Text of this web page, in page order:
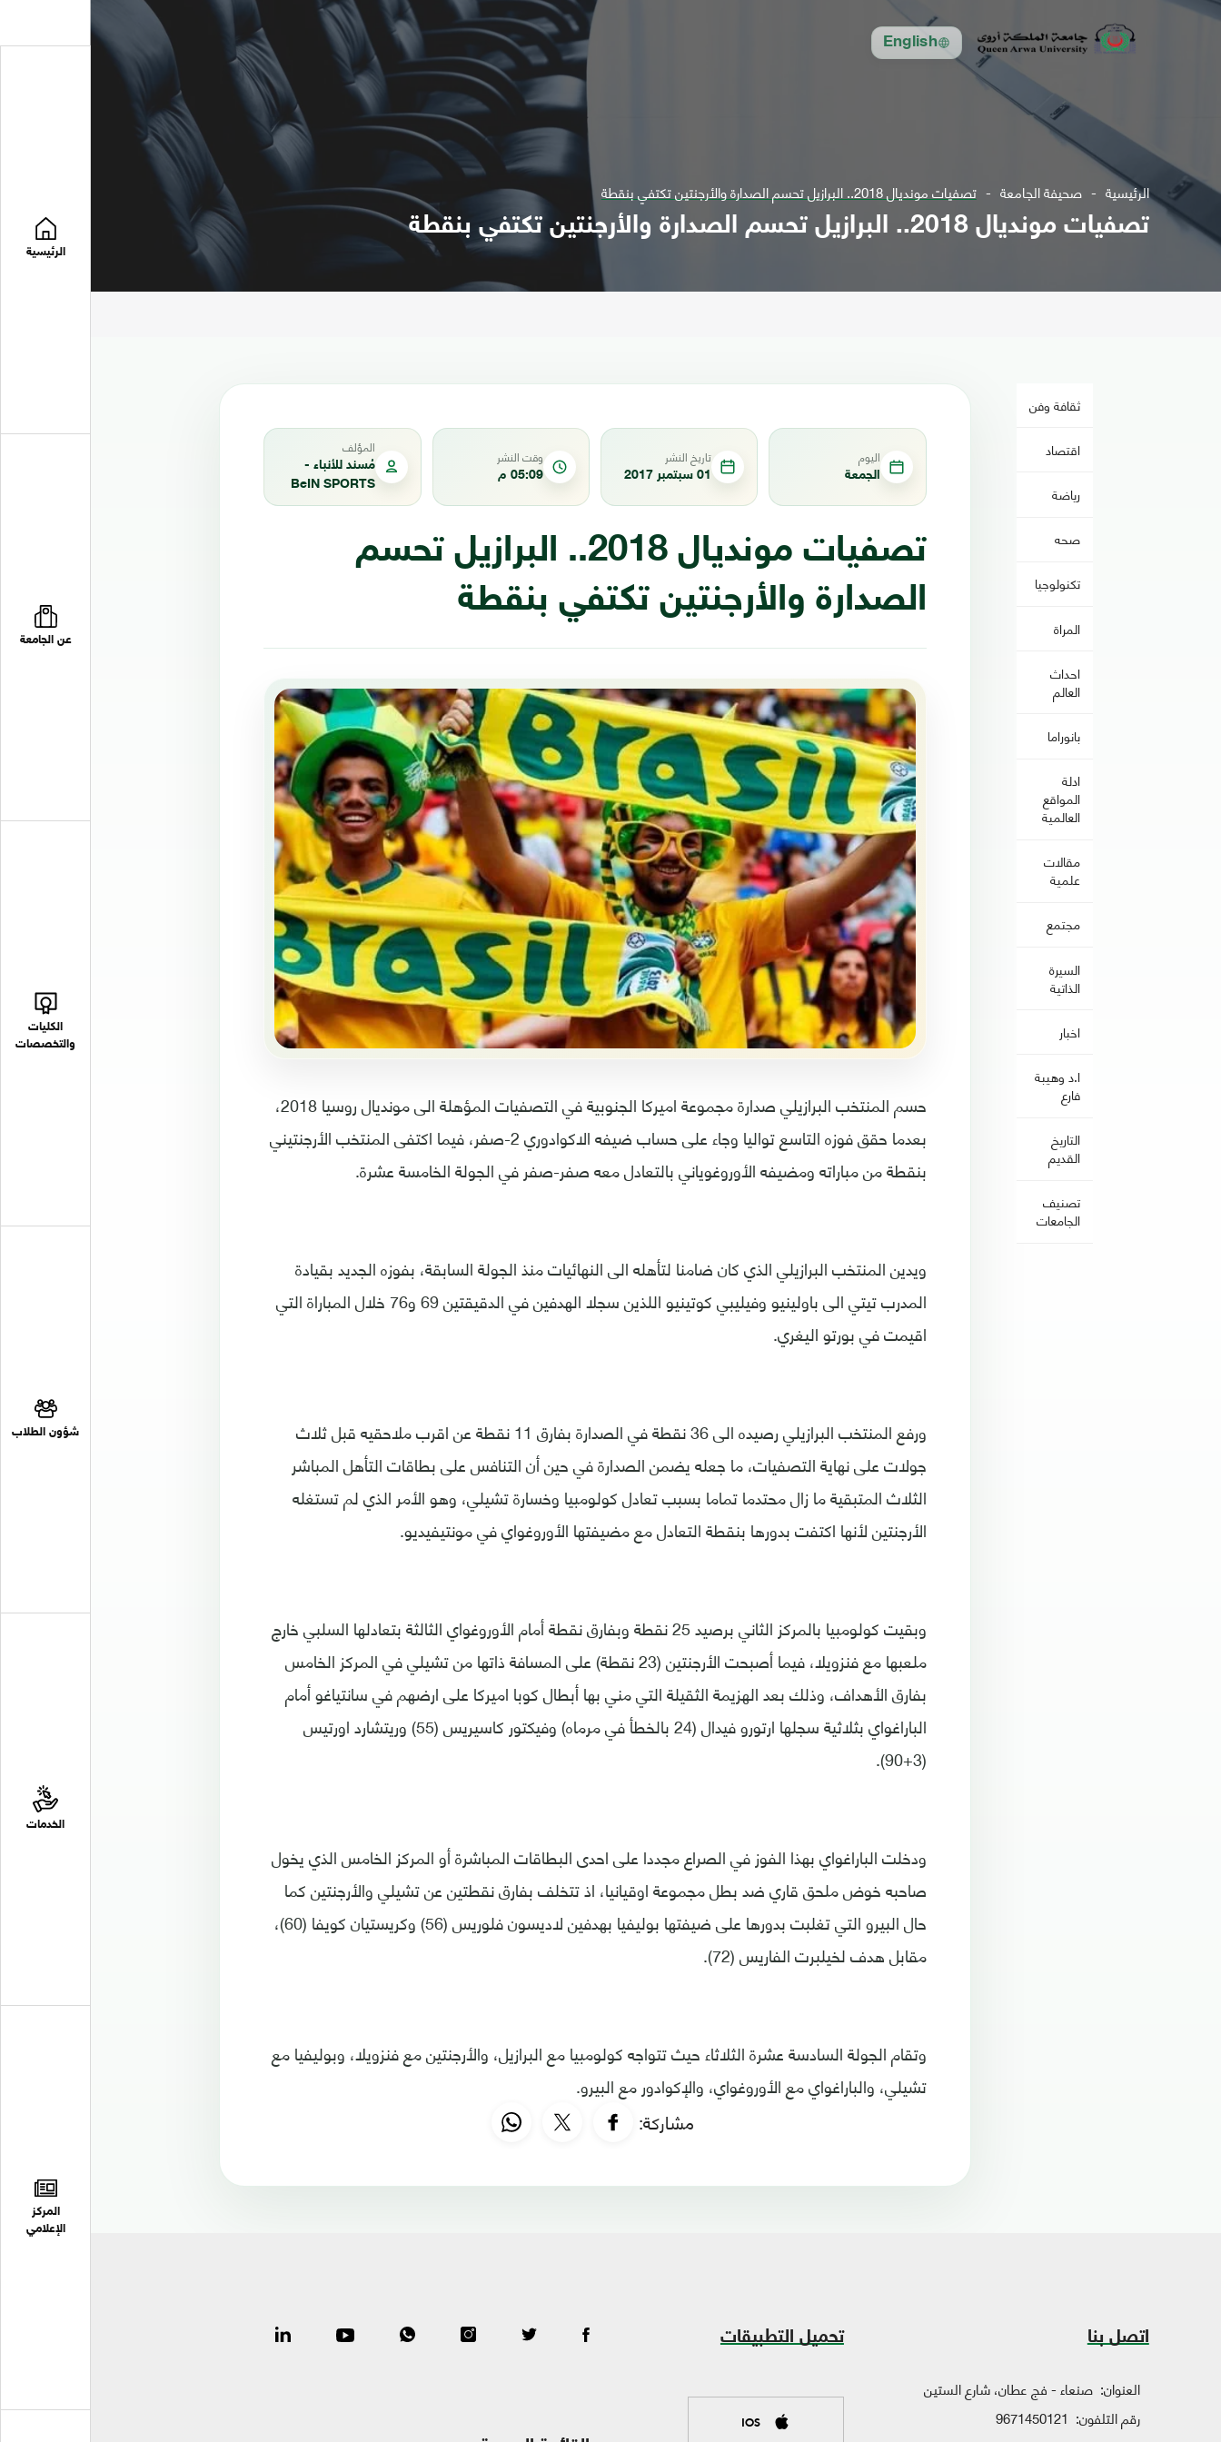
English
الرئيسية
عن الجامعة
الكليات
والتخصصات
شؤون الطلاب
الخدمات
المركز
الإعلامي
الرئيسية صحيفة الجامعة تصفيات مونديال 2018.. البرازيل تحسم الصدارة والأرجنتين تكتفي بنقطة
تصفيات مونديال 2018.. البرازيل تحسم الصدارة والأرجنتين تكتفي بنقطة
ثقافة وفن
اقتصاد
رياضة
صحه
تكنولوجيا
المراة
احداث
العالم
بانوراما
ادلة
المواقع
العالمية
مقالات
علمية
مجتمع
السيرة
الذاتية
اخبار
ا.د وهيبة
فارع
التاريخ
القديم
تصنيف
الجامعات
اليوم
الجمعة
تاريخ النشر
01 سبتمبر 2017
وقت النشر
05:09 م
المؤلف
مُسند للأنباء -
BeIN SPORTS
تصفيات مونديال 2018.. البرازيل تحسم
الصدارة والأرجنتين تكتفي بنقطة
حسم المنتخب البرازيلي صدارة مجموعة اميركا الجنوبية في التصفيات المؤهلة الى مونديال روسيا 2018،
بعدما حقق فوزه التاسع تواليا وجاء على حساب ضيفه الاكوادوري 2-صفر، فيما اكتفى المنتخب الأرجنتيني
بنقطة من مباراته ومضيفه الأوروغوياني بالتعادل معه صفر-صفر في الجولة الخامسة عشرة.
ويدين المنتخب البرازيلي الذي كان ضامنا لتأهله الى النهائيات منذ الجولة السابقة، بفوزه الجديد بقيادة
المدرب تيتي الى باولينيو وفيليبي كوتينيو اللذين سجلا الهدفين في الدقيقتين 69 و76 خلال المباراة التي
اقيمت في بورتو اليغري.
ورفع المنتخب البرازيلي رصيده الى 36 نقطة في الصدارة بفارق 11 نقطة عن اقرب ملاحقيه قبل ثلاث
جولات على نهاية التصفيات، ما جعله يضمن الصدارة في حين أن التنافس على بطاقات التأهل المباشر
الثلاث المتبقية ما زال محتدما تماما بسبب تعادل كولومبيا وخسارة تشيلي، وهو الأمر الذي لم تستغله
الأرجنتين لأنها اكتفت بدورها بنقطة التعادل مع مضيفتها الأوروغواي في مونتيفيديو.
وبقيت كولومبيا بالمركز الثاني برصيد 25 نقطة وبفارق نقطة أمام الأوروغواي الثالثة بتعادلها السلبي خارج
ملعبها مع فنزويلا، فيما أصبحت الأرجنتين (23 نقطة) على المسافة ذاتها من تشيلي في المركز الخامس
بفارق الأهداف، وذلك بعد الهزيمة الثقيلة التي مني بها أبطال كوبا اميركا على ارضهم في سانتياغو أمام
الباراغواي بثلاثية سجلها ارتورو فيدال (24 بالخطأ في مرماه) وفيكتور كاسيريس (55) وريتشارد اورتيس
(3+90).
ودخلت الباراغواي بهذا الفوز في الصراع مجددا على احدى البطاقات المباشرة أو المركز الخامس الذي يخول
صاحبه خوض ملحق قاري ضد بطل مجموعة اوقيانيا، اذ تتخلف بفارق نقطتين عن تشيلي والأرجنتين كما
حال البيرو التي تغلبت بدورها على ضيفتها بوليفيا بهدفين لاديسون فلوريس (56) وكريستيان كويفا (60)،
مقابل هدف لخيلبرت الفاريس (72).
وتقام الجولة السادسة عشرة الثلاثاء حيث تتواجه كولومبيا مع البرازيل، والأرجنتين مع فنزويلا، وبوليفيا مع
تشيلي، والباراغواي مع الأوروغواي، والإكوادور مع البيرو.
مشاركة:
اتصل بنا
العنوان: صنعاء - فج عطان، شارع الستين
رقم التلفون: 9671450121
تحميل التطبيقات
IOS